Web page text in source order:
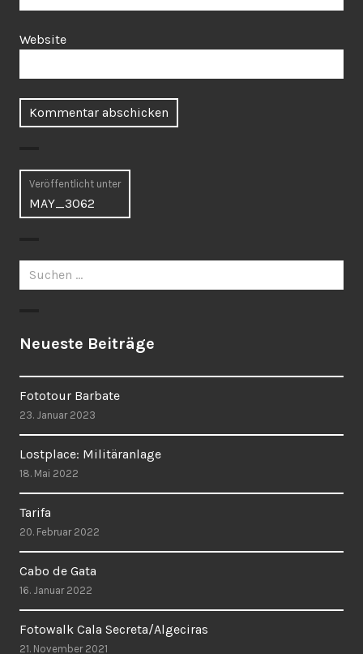
Website
Beitragsnavigation
Veröffentlicht unter
MAY_3062
Suchen
nach:
Neueste Beiträge
Fototour Barbate
23. Januar 2023
Lostplace: Militäranlage
18. Mai 2022
Tarifa
20. Februar 2022
Cabo de Gata
16. Januar 2022
Fotowalk Cala Secreta/Algeciras
21. November 2021